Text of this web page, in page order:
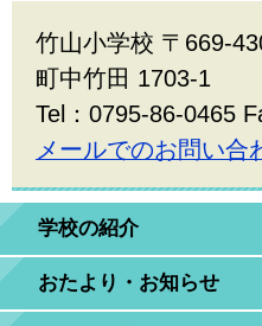
学校の紹介
おたより・お知らせ
竹山小学校 〒669-
町中竹田 1703-1
Tel：0795-86-0465
メールでのお問い合